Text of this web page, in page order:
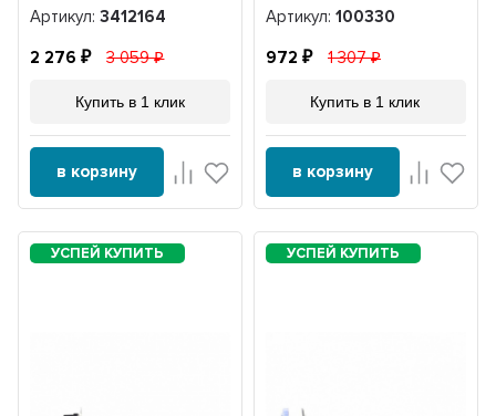
Артикул:3412164
2 276 3 059
Купить в 1 клик
в корзину
Артикул: 100330
972 1 307
Купить в 1 клик
в корзину